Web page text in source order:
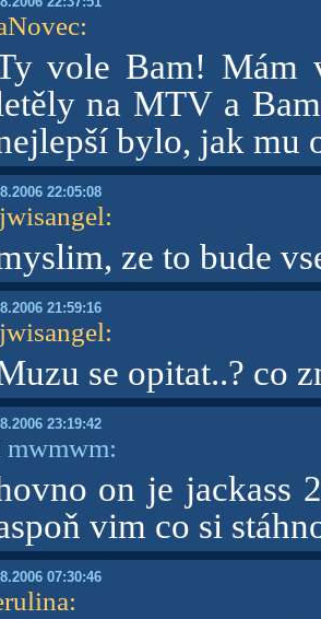
:
vole Bam! Mám
na MTV a
bylo, jak mu
22:05:08
:
ze to bude
21:59:16
:
se opitat..? co
23:19:42
mwmwm:
on je jackass
vim co si
07:30:46
: